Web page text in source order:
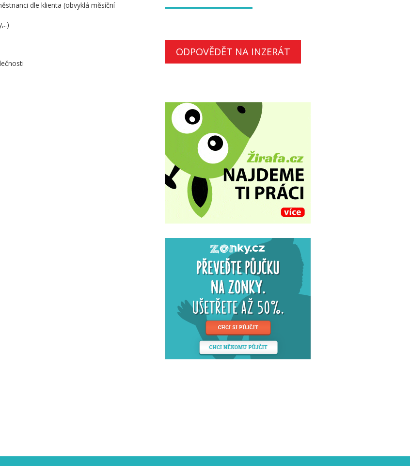
dle klienta (obvyklá měsíční
ODPOVĚDĚT NA INZERÁT